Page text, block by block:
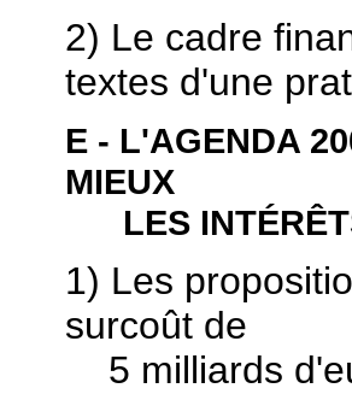
2) Le cadre
textes d'une
E - L'AGENDA
MIEUX
LES
1) Les
surcoût de
5 milliards